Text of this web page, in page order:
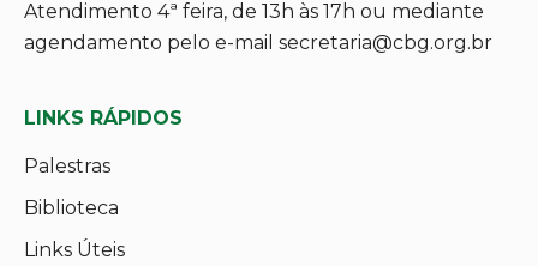
Atendimento 4ª feira, de 13h às 17h ou mediante
agendamento pelo e-mail secretaria@cbg.org.br
LINKS RÁPIDOS
Palestras
Biblioteca
Links Úteis